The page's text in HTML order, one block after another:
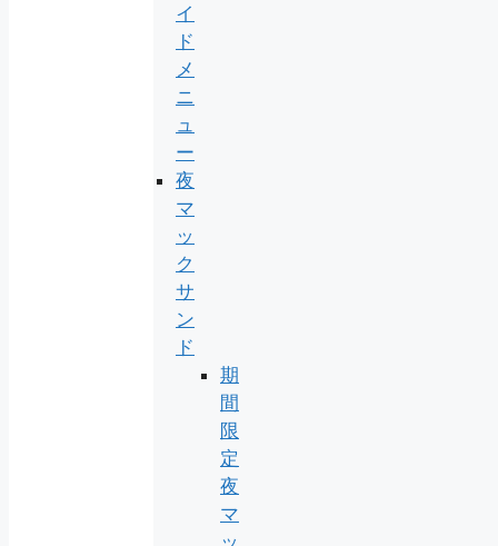
イ
ド
メ
ニ
ュ
ー
夜
マ
ッ
ク
サ
ン
ド
期
間
限
定
夜
マ
ッ